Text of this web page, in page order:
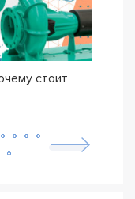
стоит